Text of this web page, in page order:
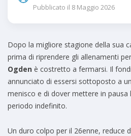
Pubblicato il 8 Maggio 2026
Dopo la migliore stagione della sua
prima di riprendere gli allenamenti
Ogden è costretto a fermarsi. Il
annunciato di essersi sottoposto a
menisco e di dover mettere in pausa
periodo indefinito.
Un duro colpo per il 26enne, reduce